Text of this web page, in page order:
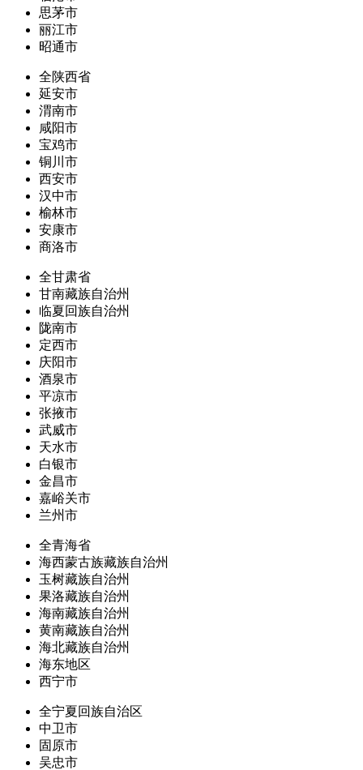
思茅市
丽江市
昭通市
全陕西省
延安市
渭南市
咸阳市
宝鸡市
铜川市
西安市
汉中市
榆林市
安康市
商洛市
全甘肃省
甘南藏族自治州
临夏回族自治州
陇南市
定西市
庆阳市
酒泉市
平凉市
张掖市
武威市
天水市
白银市
金昌市
嘉峪关市
兰州市
全青海省
海西蒙古族藏族自治州
玉树藏族自治州
果洛藏族自治州
海南藏族自治州
黄南藏族自治州
海北藏族自治州
海东地区
西宁市
全宁夏回族自治区
中卫市
固原市
吴忠市